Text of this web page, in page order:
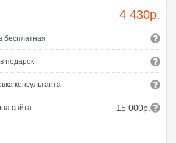
4 430р.
бесплатная
подарок
консультанта
сайта 15 000р.